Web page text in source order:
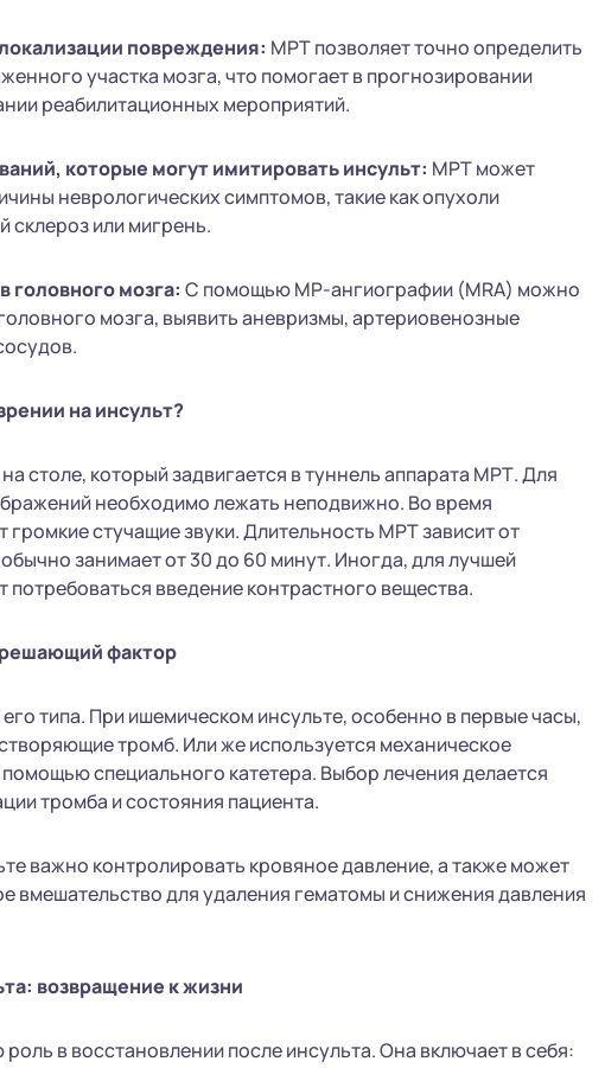
повреждения: МРТ позволяет точно определить
участка мозга, что помогает в прогнозировании
реабилитационных мероприятий.
которые могут имитировать инсульт: МРТ может
неврологических симптомов, такие как опухоли
склероз или мигрень.
головного мозга: С помощью МР-ангиографии (MRA) можно
мозга, выявить аневризмы, артериовенозные
на инсульт?
столе, который задвигается в туннель аппарата МРТ. Для
необходимо лежать неподвижно. Во время
громкие стучащие звуки. Длительность МРТ зависит от
занимает от 30 до 60 минут. Иногда, для лучшей
потребоваться введение контрастного вещества.
фактор
типа. При ишемическом инсульте, особенно в первые часы,
тромб. Или же используется механическое
специального катетера. Выбор лечения делается
тромба и состояния пациента.
важно контролировать кровяное давление, а также может
вмешательство для удаления гематомы и снижения давления
возвращение к жизни
в восстановлении после инсульта. Она включает в себя: